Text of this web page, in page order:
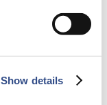
Show details
ontvang je